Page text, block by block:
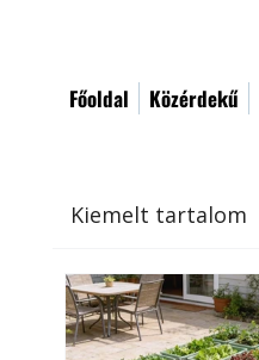
Főoldal Közérdekű
Kiemelt tartalom